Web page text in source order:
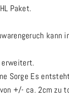
Paket.
kann
erweitert.
Sorge Es
+/- ca. 2cm zu